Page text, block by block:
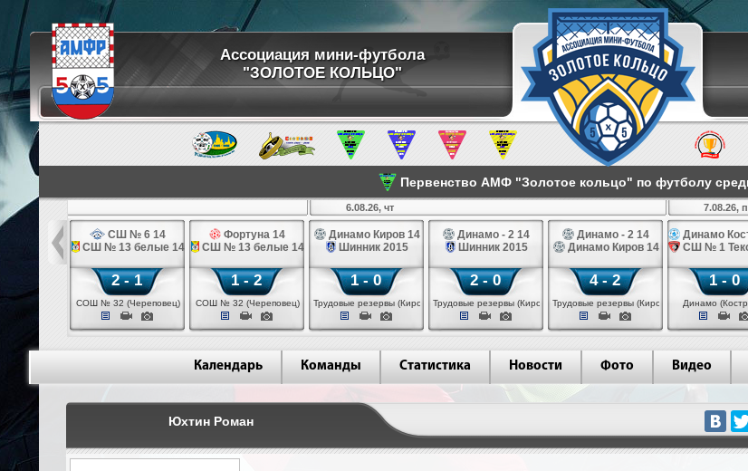
Ассоциация мини-футбола
"ЗОЛОТОЕ КОЛЬЦО"
Первенство АМФ "Золотое кольцо" по футболу
ср
СШ № 6 14
СШ № 13 белые 14
2 - 1
СОШ № 32 (Череповец)
Фортуна 14
СШ № 13 белые 14
1 - 2
СОШ № 32 (Череповец)
6.08.26, чт
Динамо Киров 14
Шинник 2015
1 - 0
Трудовые резервы (Киров)
Динамо - 2 14
Шинник 2015
2 - 0
Трудовые резервы (Киров)
Динамо - 2 14
Динамо Киров 14
4 - 2
Трудовые резервы (Киров)
7.08.26,
Динамо
СШ № 1
1 - 0
Динамо
Календарь Команды Статистика Новости Фото Видео
Юхтин Роман